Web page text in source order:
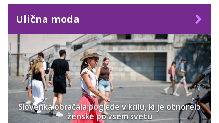
Ulična moda
Slovenka obračala poglede v krilu, ki je obnorelo
ženske po vsem svetu